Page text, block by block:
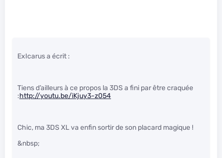
ExIcarus a écrit :
Tiens d’ailleurs à ce propos la 3DS a fini par être craquée
:http://youtu.be/iKjuy3-z054
Chic, ma 3DS XL va enfin sortir de son placard magique !
&nbsp;